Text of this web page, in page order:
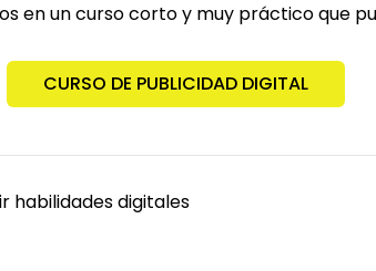
en un curso corto y muy práctico que
CURSO DE PUBLICIDAD DIGITAL
habilidades digitales